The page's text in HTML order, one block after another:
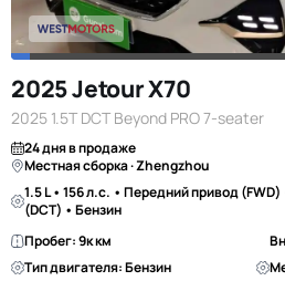
2025 Jetour X70
2025 1.5T DCT Beyond PRO 7-seater
24 дня в продаже
Местная сборка · Zhengzhou
1.5 L • 156 л.с. • Передний привод
(DCT) • Бензин
Пробег: 9к км
Тип двигателя: Бензин